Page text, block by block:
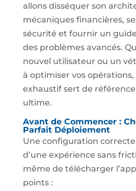
allons disséquer son
mécaniques financières,
sécurité et fournir un
des problèmes avancés.
nouvel utilisateur ou un
à optimiser vos
exhaustif sert de
ultime.
Avant de Commencer :
Parfait Déploiement
Une configuration correcte
d’une expérience sans
même de télécharger
points :